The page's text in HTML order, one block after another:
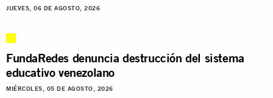
JUEVES, 06 DE AGOSTO, 2026
FundaRedes denuncia destrucción del sistema
educativo venezolano
MIÉRCOLES, 05 DE AGOSTO, 2026